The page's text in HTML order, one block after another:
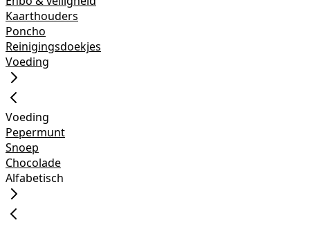
Kaarthouders
Poncho
Reinigingsdoekjes
Voeding
Voeding
Pepermunt
Snoep
Chocolade
Alfabetisch